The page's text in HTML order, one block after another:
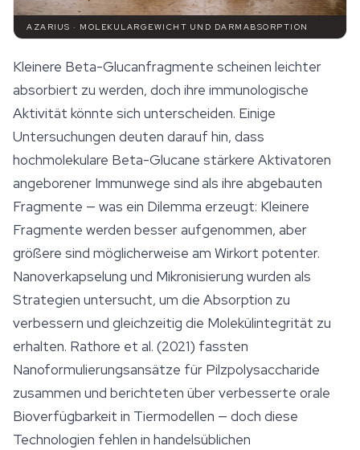
AZARIUS · MOLEKULARGEWICHT UND DARMABSORPTION
Kleinere Beta-Glucanfragmente scheinen leichter
absorbiert zu werden, doch ihre immunologische
Aktivität könnte sich unterscheiden. Einige
Untersuchungen deuten darauf hin, dass
hochmolekulare Beta-Glucane stärkere Aktivatoren
angeborener Immunwege sind als ihre abgebauten
Fragmente — was ein Dilemma erzeugt: Kleinere
Fragmente werden besser aufgenommen, aber
größere sind möglicherweise am Wirkort potenter.
Nanoverkapselung und Mikronisierung wurden als
Strategien untersucht, um die Absorption zu
verbessern und gleichzeitig die Molekülintegrität zu
erhalten. Rathore et al. (2021) fassten
Nanoformulierungsansätze für Pilzpolysaccharide
zusammen und berichteten über verbesserte orale
Bioverfügbarkeit in Tiermodellen — doch diese
Technologien fehlen in handelsüblichen